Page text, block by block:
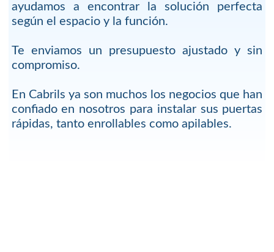
ayudamos a encontrar la solución perfecta
según el espacio y la función.
Te enviamos un presupuesto ajustado y sin
compromiso.
En Cabrils ya son muchos los negocios que han
confiado en nosotros para instalar sus puertas
rápidas, tanto enrollables como apilables.